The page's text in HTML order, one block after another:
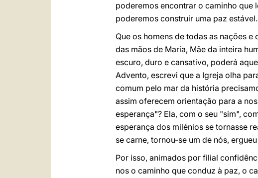
poderemos encontrar o caminho que
poderemos construir uma paz estável.
Que os homens de todas as nações
das mãos de Maria, Mãe da inteira
escuro, duro e cansativo, poderá
Advento, escrevi que a Igreja olha
comum pelo mar da história
assim oferecem orientação para a
esperança"? Ela, com o seu "sim",
esperança dos milénios se tornasse
se carne, tornou-se um de nós,
Por isso, animados por filial
nos o caminho que conduz à paz, o